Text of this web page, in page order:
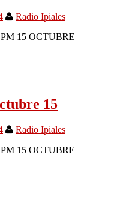
Radio Ipiales
15 OCTUBRE
15
Radio Ipiales
15 OCTUBRE